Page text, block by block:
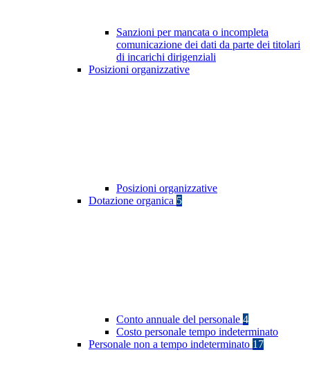
Sanzioni per mancata o incompleta
comunicazione dei dati da parte dei titolari
di incarichi dirigenziali
Posizioni organizzative
Posizioni organizzative
Dotazione organica 5
Conto annuale del personale 4
Costo personale tempo indeterminato
Personale non a tempo indeterminato 17